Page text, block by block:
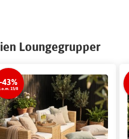
Loungegrupper
-43%
15/8